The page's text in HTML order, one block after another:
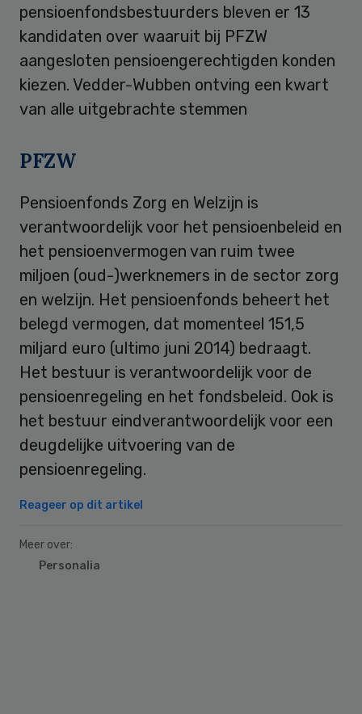
pensioenfondsbestuurders bleven er 13
kandidaten over waaruit bij PFZW
aangesloten pensioengerechtigden konden
kiezen. Vedder-Wubben ontving een kwart
van alle uitgebrachte stemmen
PFZW
Pensioenfonds Zorg en Welzijn is
verantwoordelijk voor het pensioenbeleid en
het pensioenvermogen van ruim twee
miljoen (oud-)werknemers in de sector zorg
en welzijn. Het pensioenfonds beheert het
belegd vermogen, dat momenteel 151,5
miljard euro (ultimo juni 2014) bedraagt.
Het bestuur is verantwoordelijk voor de
pensioenregeling en het fondsbeleid. Ook is
het bestuur eindverantwoordelijk voor een
deugdelijke uitvoering van de
pensioenregeling.
Reageer op dit artikel
Meer over:
Personalia